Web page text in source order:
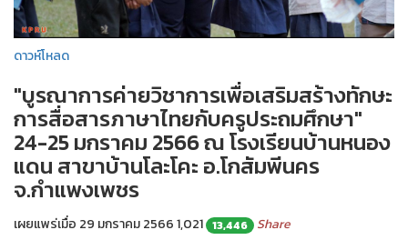
ดาวห์โหลด
"บูรณาการค่ายวิชาการเพื่อเสริมสร้างทักษะ
การสื่อสารภาษาไทยกับครูประถมศึกษา"
24-25 มกราคม 2566 ณ โรงเรียนบ้านหนอง
แดน สาขาบ้านโละโคะ อ.โกสัมพีนคร
จ.กำแพงเพชร
เผยแพร่เมื่อ 29 มกราคม 25661,021 13,446
Share